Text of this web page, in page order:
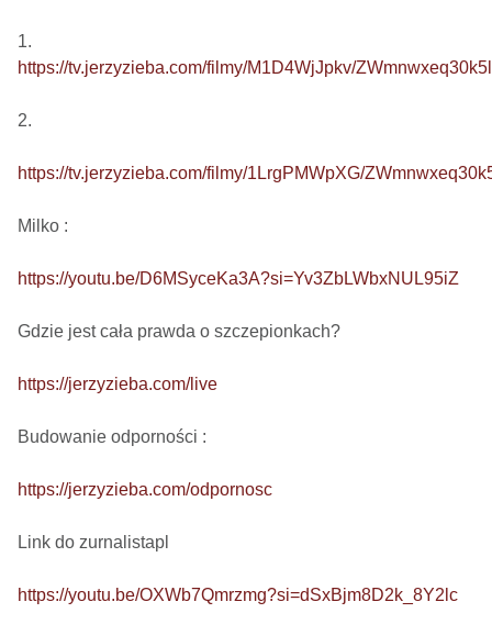
https://tv.jerzyzieba.com/filmy/M1D4WjJpkv/
2.
https://tv.jerzyzieba.com/filmy/1LrgPMWpXG/
Milko :
https://youtu.be/D6MSyceKa3A?si=Yv3ZbLWbxNUL95iZ
Gdzie jest cała prawda o szczepionkach?
https://jerzyzieba.com/live
Budowanie odporności :
https://jerzyzieba.com/odpornosc
Link do zurnalistapl
https://youtu.be/OXWb7Qmrzmg?si=dSxBjm8D2k_8Y2lc